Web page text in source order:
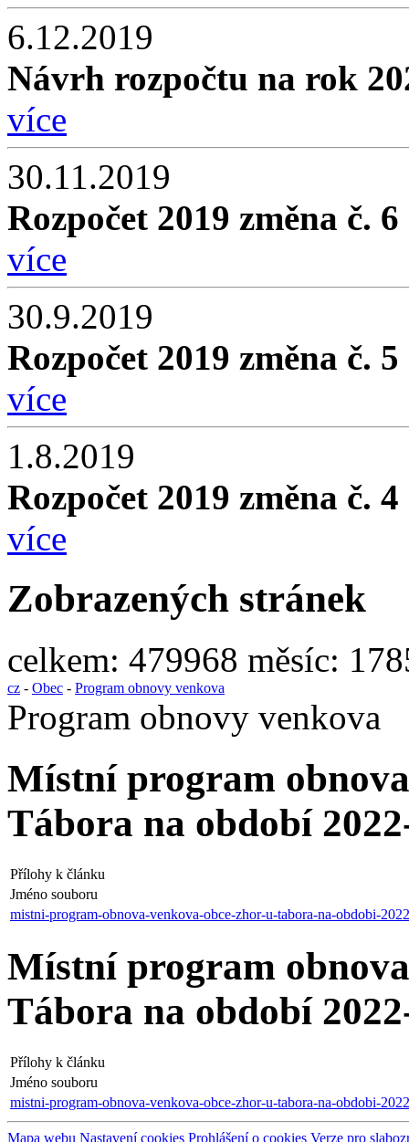
6.12.2019
Návrh rozpočtu na rok
více
30.11.2019
Rozpočet 2019 změna č. 6
více
30.9.2019
Rozpočet 2019 změna č. 5
více
1.8.2019
Rozpočet 2019 změna č. 4
více
Zobrazených stránek
celkem: 479968 měsíc:
cz - Obec - Program obnovy venkova
Program obnovy venkova
Místní program
Tábora na období
Přílohy k článku
Jméno souboru
mistni-program-obnova-venkova-obce-zhor-u-tabora-na-obdobi-
Místní program
Tábora na období
Přílohy k článku
Jméno souboru
mistni-program-obnova-venkova-obce-zhor-u-tabora-na-obdobi-
Mapa webu Nastavení cookies Prohlášení o cookies Verze pro